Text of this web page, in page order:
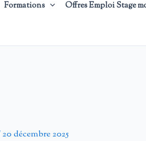
Formations Offres Emploi Stage
20 décembre 2025